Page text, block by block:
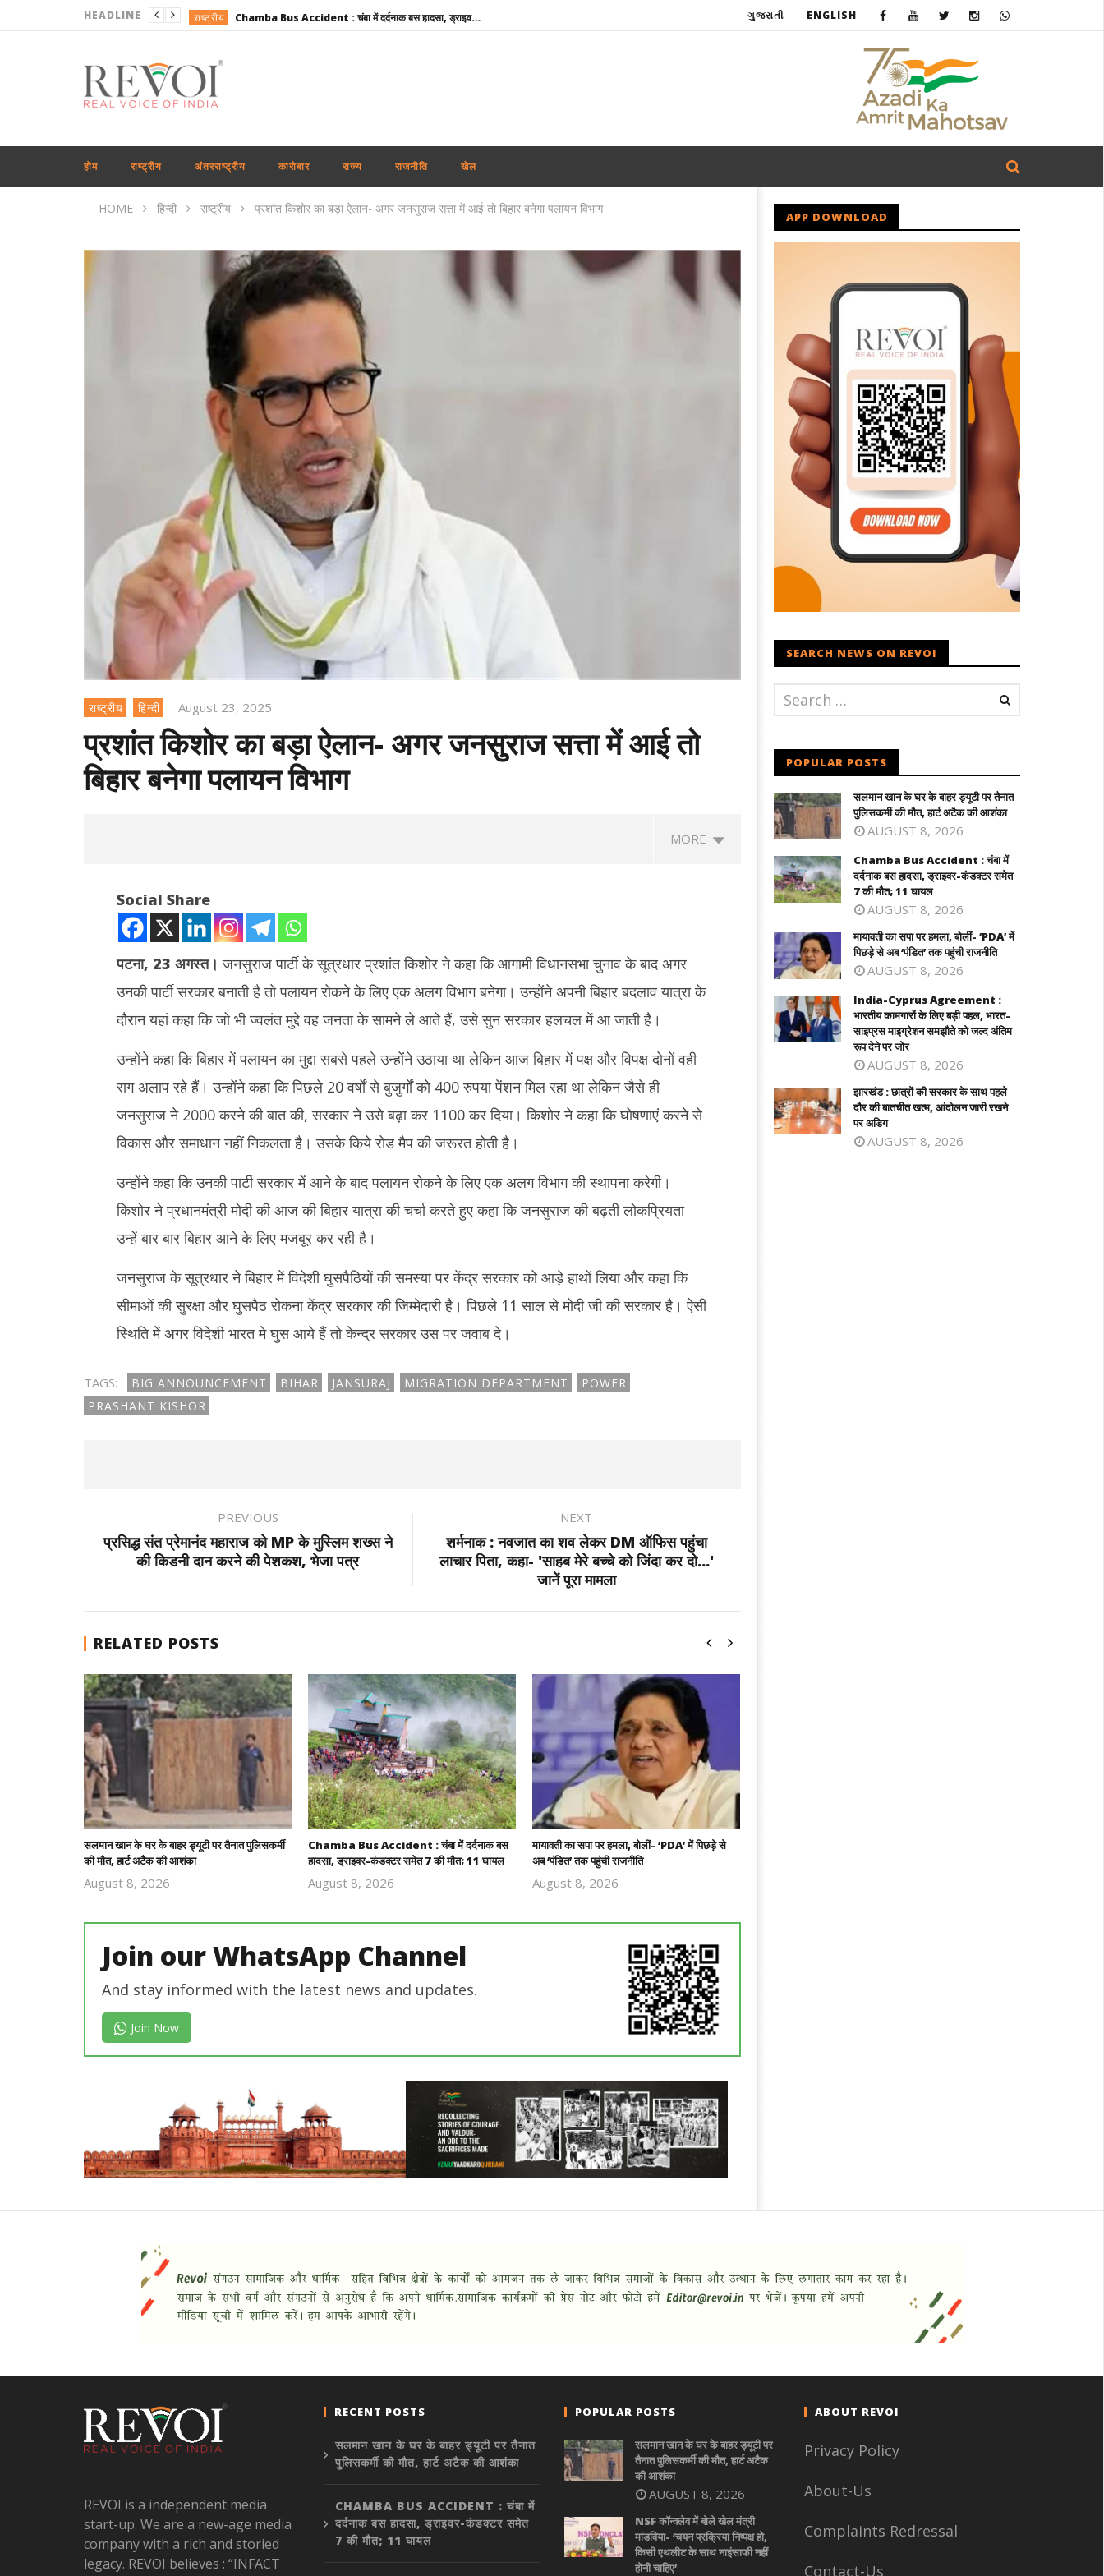
HEADLINE राष्ट्रीय Chamba Bus Accident : चंबा में दर्दनाक बस हादसा, ड्राइवर-कंडक्टर समेत 7 की मौत; 11 घायल
अंतरराष्ट्रीय
राजनीति
खेल NSF कॉन्क्लेव में बोले खेल मंत्री मांडविया- ‘चयन प्रक्रिया निष्पक्ष हो, किसी एथलीट के साथ नाइंसाफी नहीं होनी चाहिए’
राजनीति तमिलनाडु के सीएम विजय को राहत : पत्नी संगीता ने वापस ली तलाक की अर्जी
राष्ट्रीय
राजनीति पंजाब में फिर अकाली दल-भाजपा गठबंधन की अटकलें : सुखबीर बादल ने पीएम मोदी से की मुलाकात, AAP ने कसा तंज
महाराष्ट्र
ગુજરાતી ENGLISH
होम राष्ट्रीय अंतरराष्ट्रीय कारोबार राज्य राजनीति खेल
HOME हिन्दी राष्ट्रीय प्रशांत किशोर का बड़ा ऐलान- अगर जनसुराज सत्ता में आई तो बिहार बनेगा पलायन विभाग
राष्ट्रीय हिन्दी August 23, 2025
प्रशांत किशोर का बड़ा ऐलान- अगर जनसुराज सत्ता में आई तो
बिहार बनेगा पलायन विभाग
MORE
NOW VIEWING
सत्ता में आई तो बिहार बनेगा पलायन विभाग
23,
2025
पुलिसकर्मी की मौत, हार्ट अटैक की आशंका
August
23,
2025
बस हादसा, ड्राइवर-कंडक्टर समेत 7 की मौत;
11 घायल
August
23,
मायावती का सपा पर हमला, बोलीं- 'PDA' में पिछड़े
India-Cyprus Agreement :
माइग्रेशन समझौते को जल्द अंतिम रूप देने पर
August
23,
Social Share
पटना, 23 अगस्त। जनसुराज पार्टी के सूत्रधार प्रशांत किशोर ने कहा कि आगामी विधानसभा चुनाव के बाद अगर
उनकी पार्टी सरकार बनाती है तो पलायन रोकने के लिए एक अलग विभाग बनेगा। उन्होंने अपनी बिहार बदलाव यात्रा के
दौरान यहां कहा कि जो भी ज्वलंत मुद्दे वह जनता के सामने ले आते हैं, उसे सुन सरकार हलचल में आ जाती है।
उन्होंने कहा कि बिहार में पलायन का मुद्दा सबसे पहले उन्होंने उठाया था लेकिन आज बिहार में पक्ष और विपक्ष दोनों वही
राग अलाप रहे हैं। उन्होंने कहा कि पिछले 20 वर्षों से बुजुर्गों को 400 रुपया पेंशन मिल रहा था लेकिन जैसे ही
जनसुराज ने 2000 करने की बात की, सरकार ने उसे बढ़ा कर 1100 कर दिया। किशोर ने कहा कि घोषणाएं करने से
विकास और समाधान नहीं निकलता है। उसके किये रोड मैप की जरूरत होती है।
उन्होंने कहा कि उनकी पार्टी सरकार में आने के बाद पलायन रोकने के लिए एक अलग विभाग की स्थापना करेगी।
किशोर ने प्रधानमंत्री मोदी की आज की बिहार यात्रा की चर्चा करते हुए कहा कि जनसुराज की बढ़ती लोकप्रियता
उन्हें बार बार बिहार आने के लिए मजबूर कर रही है।
जनसुराज के सूत्रधार ने बिहार में विदेशी घुसपैठियों की समस्या पर केंद्र सरकार को आड़े हाथों लिया और कहा कि
सीमाओं की सुरक्षा और घुसपैठ रोकना केंद्र सरकार की जिम्मेदारी है। पिछले 11 साल से मोदी जी की सरकार है। ऐसी
स्थिति में अगर विदेशी भारत मे घुस आये हैं तो केन्द्र सरकार उस पर जवाब दे।
TAGS: BIG ANNOUNCEMENT BIHAR JANSURAJ MIGRATION DEPARTMENT
POWER
PRASHANT KISHOR
PREVIOUS
प्रसिद्ध संत प्रेमानंद महाराज को MP के मुस्लिम शख्स ने
की किडनी दान करने की पेशकश, भेजा पत्र
NEXT
शर्मनाक : नवजात का शव लेकर DM ऑफिस पहुंचा
लाचार पिता, कहा- 'साहब मेरे बच्चे को जिंदा कर दो...'
जानें पूरा मामला
RELATED POSTS
सलमान खान के घर के बाहर ड्यूटी पर तैनात पुलिसकर्मी
की मौत, हार्ट अटैक की आशंका
August 8, 2026
Chamba Bus Accident : चंबा में दर्दनाक बस
हादसा, ड्राइवर-कंडक्टर समेत 7 की मौत; 11 घायल
August 8, 2026
मायावती का सपा पर हमला, बोलीं- ‘PDA’ में पिछड़े से
अब ‘पंडित’ तक पहुंची राजनीति
August 8, 2026
Join our WhatsApp Channel
And stay informed with the latest news and updates.
Join Now
APP DOWNLOAD
SEARCH NEWS ON REVOI
POPULAR POSTS
सलमान खान के घर के बाहर ड्यूटी पर तैनात
पुलिसकर्मी की मौत, हार्ट अटैक की आशंका
AUGUST 8, 2026
Chamba Bus Accident : चंबा में
दर्दनाक बस हादसा, ड्राइवर-कंडक्टर समेत
7 की मौत; 11 घायल
AUGUST 8, 2026
मायावती का सपा पर हमला, बोलीं- ‘PDA’ में
पिछड़े से अब ‘पंडित’ तक पहुंची राजनीति
AUGUST 8, 2026
India-Cyprus Agreement :
भारतीय कामगारों के लिए बड़ी पहल, भारत-
साइप्रस माइग्रेशन समझौते को जल्द अंतिम
रूप देने पर जोर
AUGUST 8, 2026
झारखंड : छात्रों की सरकार के साथ पहले
दौर की बातचीत खत्म, आंदोलन जारी रखने
पर अडिग
AUGUST 8, 2026
REVOI is a independent media
start-up. We are a new-age media
company with a rich and storied
legacy. REVOI believes : “INFACT
RECENT POSTS
सलमान खान के घर के बाहर ड्यूटी पर तैनात
पुलिसकर्मी की मौत, हार्ट अटैक की आशंका
CHAMBA BUS ACCIDENT : चंबा में
दर्दनाक बस हादसा, ड्राइवर-कंडक्टर समेत
7 की मौत; 11 घायल
POPULAR POSTS
सलमान खान के घर के बाहर ड्यूटी पर
तैनात पुलिसकर्मी की मौत, हार्ट अटैक
की आशंका
AUGUST 8, 2026
NSF कॉन्क्लेव में बोले खेल मंत्री
मांडविया- ‘चयन प्रक्रिया निष्पक्ष हो,
किसी एथलीट के साथ नाइंसाफी नहीं
होनी चाहिए’
ABOUT REVOI
Privacy Policy
About-Us
Complaints Redressal
Contact-Us